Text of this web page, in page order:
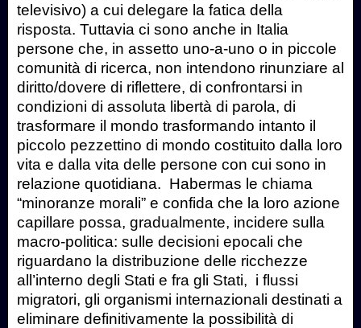
televisivo) a cui delegare la fatica della
risposta. Tuttavia ci sono anche in Italia
persone che, in assetto uno-a-uno o in piccole
comunità di ricerca, non intendono rinunziare al
diritto/dovere di riflettere, di confrontarsi in
condizioni di assoluta libertà di parola, di
trasformare il mondo trasformando intanto il
piccolo pezzettino di mondo costituito dalla loro
vita e dalla vita delle persone con cui sono in
relazione quotidiana. Habermas le chiama
“minoranze morali” e confida che la loro azione
capillare possa, gradualmente, incidere sulla
macro-politica: sulle decisioni epocali che
riguardano la distribuzione delle ricchezze
all’interno degli Stati e fra gli Stati, i flussi
migratori, gli organismi internazionali destinati a
eliminare definitivamente la possibilità di